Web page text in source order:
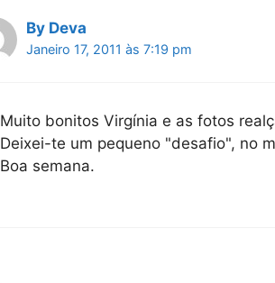
By Deva
Janeiro 17, 2011 às 7:19 pm
Muito bonitos Virgínia e as fotos
Deixei-te um pequeno "desafio", no
Boa semana.